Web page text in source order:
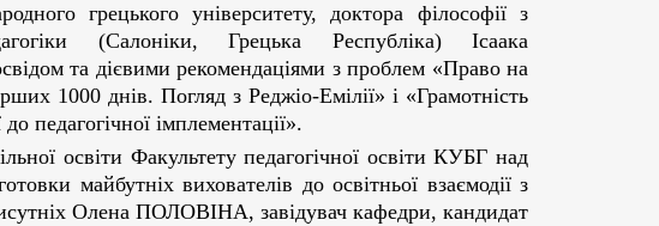
грецького університету, доктора філософії з
(Салоніки, Грецька Республіка) Ісаака
та дієвими рекомендаціями з проблем «Право на
1000 днів. Погляд з Реджіо-Емілії» і «Грамотність
педагогічної імплементації».
освіти Факультету педагогічної освіти КУБГ над
майбутніх вихователів до освітньої взаємодії з
Олена ПОЛОВІНА, завідувач кафедри, кандидат